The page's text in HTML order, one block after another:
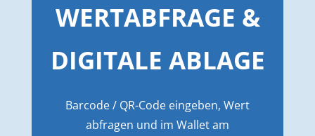
WERTABFRAGE &
DIGITALE ABLAGE
Barcode / QR-Code eingeben, Wert
abfragen und im Wallet am